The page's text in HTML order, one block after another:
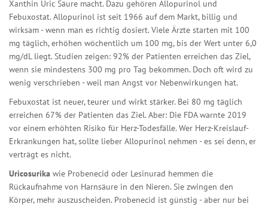
Xanthin Uric Säure macht. Dazu gehören Allopurinol und
Febuxostat. Allopurinol ist seit 1966 auf dem Markt, billig und
wirksam - wenn man es richtig dosiert. Viele Ärzte starten mit 100
mg täglich, erhöhen wöchentlich um 100 mg, bis der Wert unter 6,0
mg/dL liegt. Studien zeigen: 92% der Patienten erreichen das Ziel,
wenn sie mindestens 300 mg pro Tag bekommen. Doch oft wird zu
wenig verschrieben - weil man Angst vor Nebenwirkungen hat.
Febuxostat ist neuer, teurer und wirkt stärker. Bei 80 mg täglich
erreichen 67% der Patienten das Ziel. Aber: Die FDA warnte 2019
vor einem erhöhten Risiko für Herz-Todesfälle. Wer Herz-Kreislauf-
Erkrankungen hat, sollte lieber Allopurinol nehmen - es sei denn, er
verträgt es nicht.
Uricosurika wie Probenecid oder Lesinurad hemmen die
Rückaufnahme von Harnsäure in den Nieren. Sie zwingen den
Körper, mehr auszuscheiden. Probenecid ist günstig - aber nur bei